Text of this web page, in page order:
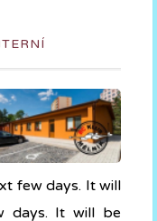
few days. It will
days. It will be